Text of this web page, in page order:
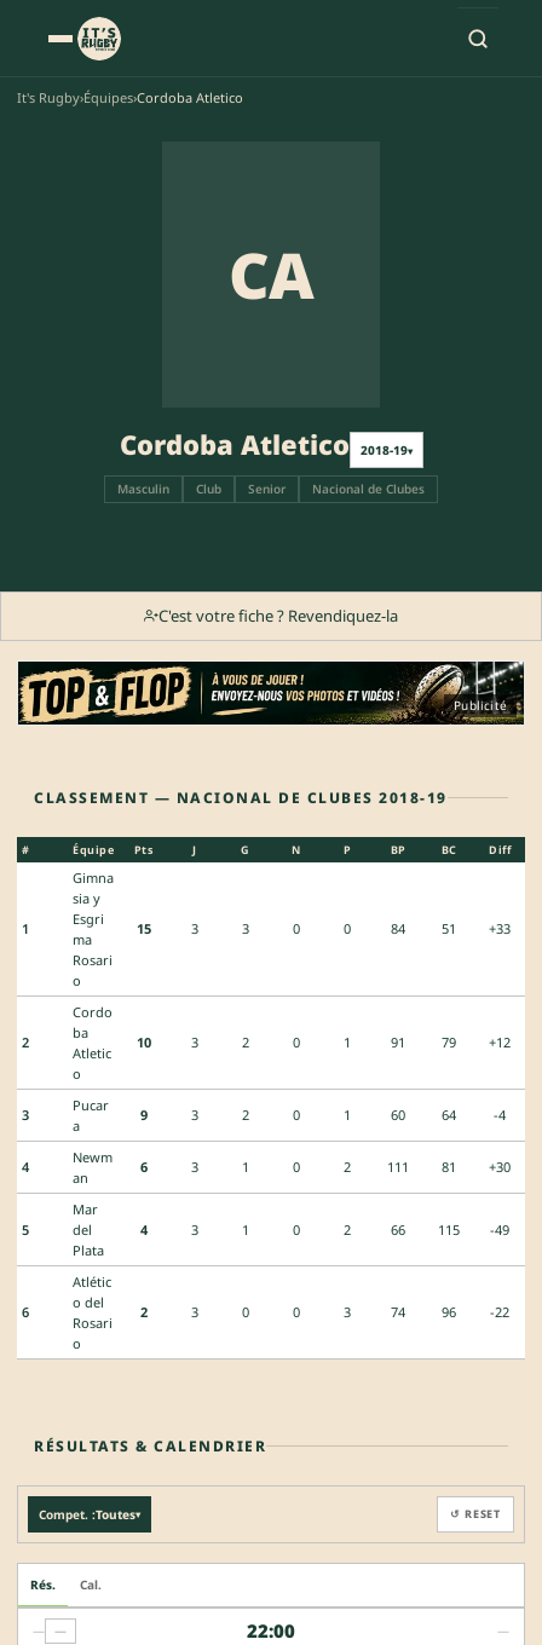
It's Rugby›Équipes›Cordoba Atletico
CA
Cordoba Atletico 2018-19▾
Masculin Club Senior Nacional de Clubes
C'est votre fiche ? Revendiquez-la
Publicité
CLASSEMENT — NACIONAL DE CLUBES 2018-19
# Équipe Pts J G N P BP BC Diff
1
Gimna
sia y
Esgri
ma
Rosari
o
15 3 3 0 0 84 51 +33
2
Cordo
ba
Atletic
o
10 3 2 0 1 91 79 +12
3
Pucar
a
9 3 2 0 1 60 64 -4
4
Newm
an
6 3 1 0 2 111 81 +30
5
Mar
del
Plata
4 3 1 0 2 66 115 -49
6
Atlétic
o del
Rosari
o
2 3 0 0 3 74 96 -22
RÉSULTATS & CALENDRIER
Compet. :Toutes▾ ↺ RESET
Rés. Cal.
22:00
— — —